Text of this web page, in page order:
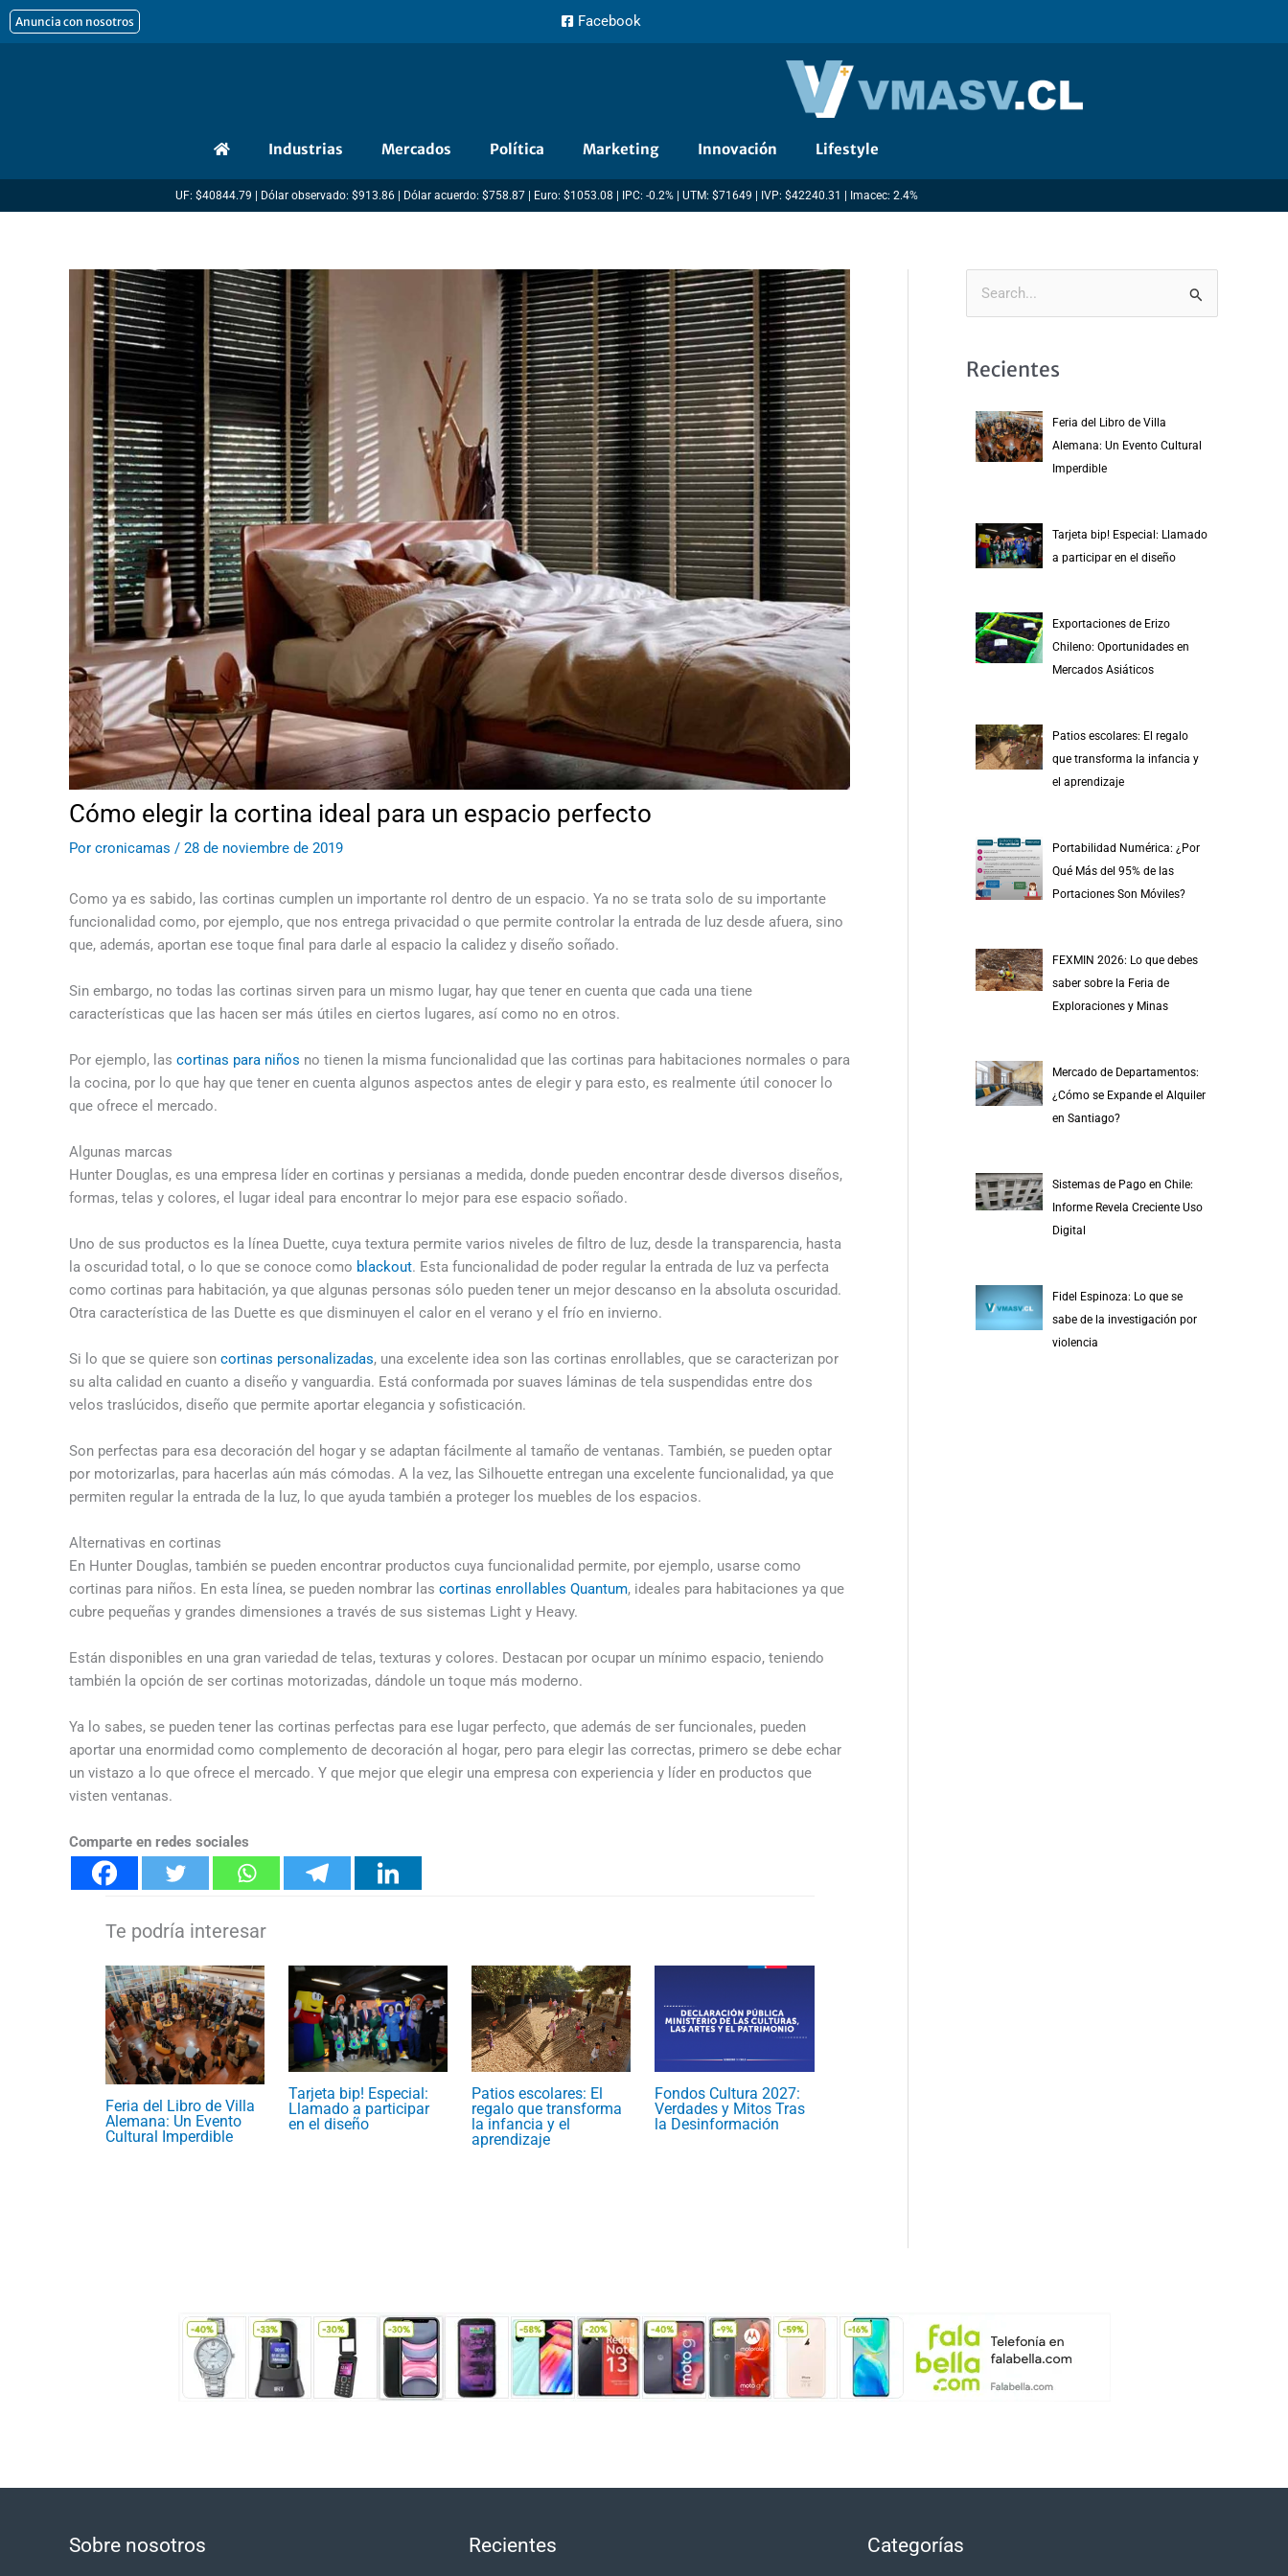
al
Anuncia con nosotros Facebook
Industrias Mercados Política Marketing Innovación Lifestyle
UF: $40844.79 | Dólar observado: $913.86 | Dólar acuerdo: $758.87 | Euro: $1053.08 | IPC: -0.2% | UTM: $71649 | IVP: $42240.31 | Imacec: 2.4%
Cómo elegir la cortina ideal para un espacio perfecto
Por cronicamas / 28 de noviembre de 2019
Como ya es sabido, las cortinas cumplen un importante rol dentro de un espacio. Ya no se trata solo de su importante
funcionalidad como, por ejemplo, que nos entrega privacidad o que permite controlar la entrada de luz desde afuera, sino
que, además, aportan ese toque final para darle al espacio la calidez y diseño soñado.
Sin embargo, no todas las cortinas sirven para un mismo lugar, hay que tener en cuenta que cada una tiene
características que las hacen ser más útiles en ciertos lugares, así como no en otros.
Por ejemplo, las cortinas para niños no tienen la misma funcionalidad que las cortinas para habitaciones normales o para
la cocina, por lo que hay que tener en cuenta algunos aspectos antes de elegir y para esto, es realmente útil conocer lo
que ofrece el mercado.
Algunas marcas
Hunter Douglas, es una empresa líder en cortinas y persianas a medida, donde pueden encontrar desde diversos diseños,
formas, telas y colores, el lugar ideal para encontrar lo mejor para ese espacio soñado.
Uno de sus productos es la línea Duette, cuya textura permite varios niveles de filtro de luz, desde la transparencia, hasta
la oscuridad total, o lo que se conoce como blackout. Esta funcionalidad de poder regular la entrada de luz va perfecta
como cortinas para habitación, ya que algunas personas sólo pueden tener un mejor descanso en la absoluta oscuridad.
Otra característica de las Duette es que disminuyen el calor en el verano y el frío en invierno.
Si lo que se quiere son cortinas personalizadas, una excelente idea son las cortinas enrollables, que se caracterizan por
su alta calidad en cuanto a diseño y vanguardia. Está conformada por suaves láminas de tela suspendidas entre dos
velos traslúcidos, diseño que permite aportar elegancia y sofisticación.
Son perfectas para esa decoración del hogar y se adaptan fácilmente al tamaño de ventanas. También, se pueden optar
por motorizarlas, para hacerlas aún más cómodas. A la vez, las Silhouette entregan una excelente funcionalidad, ya que
permiten regular la entrada de la luz, lo que ayuda también a proteger los muebles de los espacios.
Alternativas en cortinas
En Hunter Douglas, también se pueden encontrar productos cuya funcionalidad permite, por ejemplo, usarse como
cortinas para niños. En esta línea, se pueden nombrar las cortinas enrollables Quantum, ideales para habitaciones ya que
cubre pequeñas y grandes dimensiones a través de sus sistemas Light y Heavy.
Están disponibles en una gran variedad de telas, texturas y colores. Destacan por ocupar un mínimo espacio, teniendo
también la opción de ser cortinas motorizadas, dándole un toque más moderno.
Ya lo sabes, se pueden tener las cortinas perfectas para ese lugar perfecto, que además de ser funcionales, pueden
aportar una enormidad como complemento de decoración al hogar, pero para elegir las correctas, primero se debe echar
un vistazo a lo que ofrece el mercado. Y que mejor que elegir una empresa con experiencia y líder en productos que
visten ventanas.
Comparte en redes sociales
Feria del Libro de Villa
Alemana: Un Evento
Cultural Imperdible
Tarjeta bip! Especial:
Llamado a participar
en el diseño
Patios escolares: El
regalo que transforma
la infancia y el
aprendizaje
Fondos Cultura 2027:
Verdades y Mitos Tras
la Desinformación
Recientes
Feria del Libro de Villa
Alemana: Un Evento Cultural
Imperdible
Tarjeta bip! Especial: Llamado
a participar en el diseño
Exportaciones de Erizo
Chileno: Oportunidades en
Mercados Asiáticos
Patios escolares: El regalo
que transforma la infancia y
el aprendizaje
Portabilidad Numérica: ¿Por
Qué Más del 95% de las
Portaciones Son Móviles?
FEXMIN 2026: Lo que debes
saber sobre la Feria de
Exploraciones y Minas
Mercado de Departamentos:
¿Cómo se Expande el Alquiler
en Santiago?
Sistemas de Pago en Chile:
Informe Revela Creciente Uso
Digital
Fidel Espinoza: Lo que se
sabe de la investigación por
violencia
Sobre nosotros Recientes Categorías